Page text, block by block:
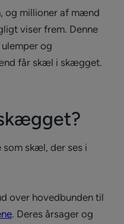
og millioner af mænd
viser frem. Denne
og
får skæl i skægget.
skæl, der ses i
over hovedbunden til
. Deres årsager og